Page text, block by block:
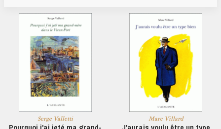
Serge Valletti Marc Villard